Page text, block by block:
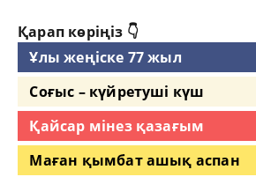
Қарап көріңіз 👇
Ұлы жеңіске 77 жыл
Соғыс – күйретуші күш
Қайсар мінез қазағым
Маған қымбат ашық аспан